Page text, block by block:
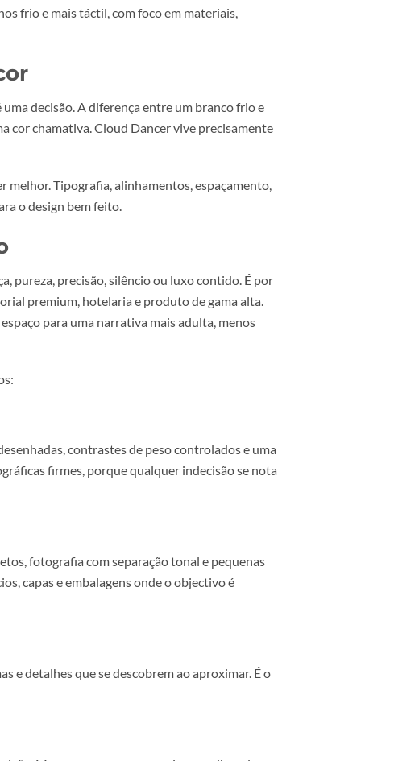
dá que falar, ela deixa de ser apenas estética e passa a ser
isso influencia briefings, referências e moodboards, porque
uma espécie de pausa num ciclo de estímulos
menos frio e mais táctil, com foco em materiais,
de cor
uma cor chamativa. Cloud Dancer vive precisamente
de ser melhor. Tipografia, alinhamentos, espaçamento,
notícia para o design bem feito.
confiança, pureza, precisão, silêncio ou luxo contido. É por
editorial premium, hotelaria e produto de gama alta.
concretos:
bem desenhadas, contrastes de peso controlados e uma
tipográficas firmes, porque qualquer indecisão se nota